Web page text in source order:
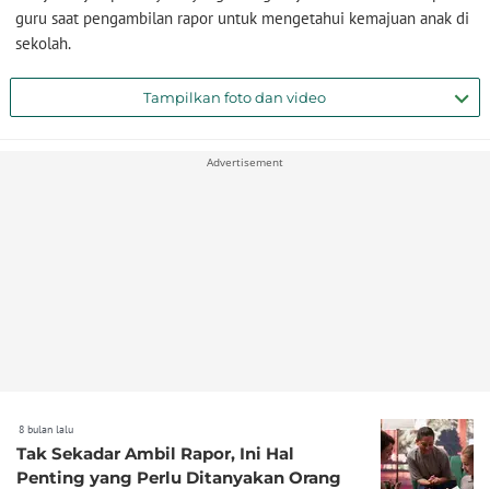
guru saat pengambilan rapor untuk mengetahui kemajuan anak di
sekolah.
Tampilkan foto dan video
Advertisement
8 bulan lalu
Tak Sekadar Ambil Rapor, Ini Hal
Penting yang Perlu Ditanyakan Orang